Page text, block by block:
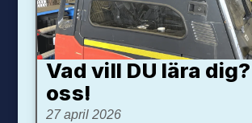
Vad vill DU lära
oss!
27 april 2026